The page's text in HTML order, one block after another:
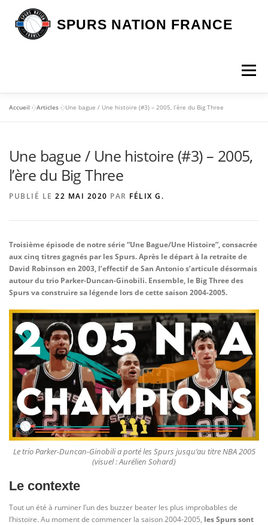
contenu
SPURS NATION FRANCE
Menu
NOS VOYAGES L’ASSOCIATION LES SPURS
Accueil »Articles »Une bague / Une histoire (#3) – 2005, l’ère du Big Three
Une bague / Une histoire (#3) – 2005,
l’ère du Big Three
PUBLIÉ LE 22 MAI 2020 PAR FÉLIX G.
Troisième épisode de notre série “Une Bague/Une Histoire”, consacrée
aux cinq titres gagnés par les Spurs. Après le départ à la retraite de
David Robinson en 2003, l’effectif de San Antonio s’articule désormais
autour du trio Parker-Duncan-Ginobili. Ensemble, le Big Three des
Spurs va construire sa légende lors de cette saison 2004-2005.
Le trio Parker-Duncan-Ginobili a porté les Spurs jusqu’au titre NBA 2005
(visuel : Aurélien Sohard)
Le contexte
Tout un été à ruminer l’un des buzzer beater les plus improbables de
l’histoire. Au moment de commencer la saison 2004-2005, les Spurs sont